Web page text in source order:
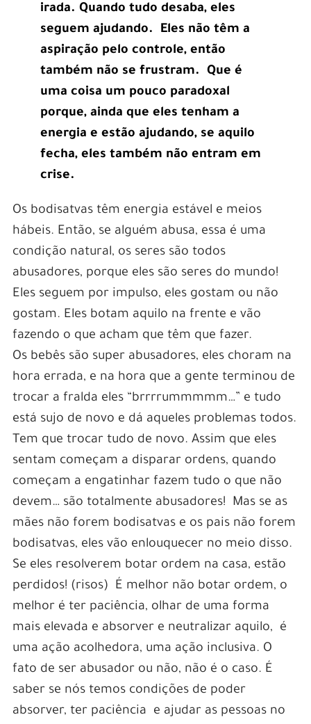
irada. Quando tudo desaba, eles
seguem ajudando. Eles não têm a
aspiração pelo controle, então
também não se frustram. Que é
uma coisa um pouco paradoxal
porque, ainda que eles tenham a
energia e estão ajudando, se aquilo
fecha, eles também não entram em
crise.
Os bodisatvas têm energia estável e meios
hábeis. Então, se alguém abusa, essa é uma
condição natural, os seres são todos
abusadores, porque eles são seres do mundo!
Eles seguem por impulso, eles gostam ou não
gostam. Eles botam aquilo na frente e vão
fazendo o que acham que têm que fazer.
Os bebês são super abusadores, eles choram na
hora errada, e na hora que a gente terminou de
trocar a fralda eles “brrrrummmmm…” e tudo
está sujo de novo e dá aqueles problemas todos.
Tem que trocar tudo de novo. Assim que eles
sentam começam a disparar ordens, quando
começam a engatinhar fazem tudo o que não
devem… são totalmente abusadores! Mas se as
mães não forem bodisatvas e os pais não forem
bodisatvas, eles vão enlouquecer no meio disso.
Se eles resolverem botar ordem na casa, estão
perdidos! (risos) É melhor não botar ordem, o
melhor é ter paciência, olhar de uma forma
mais elevada e absorver e neutralizar aquilo, é
uma ação acolhedora, uma ação inclusiva. O
fato de ser abusador ou não, não é o caso. É
saber se nós temos condições de poder
absorver, ter paciência e ajudar as pessoas no